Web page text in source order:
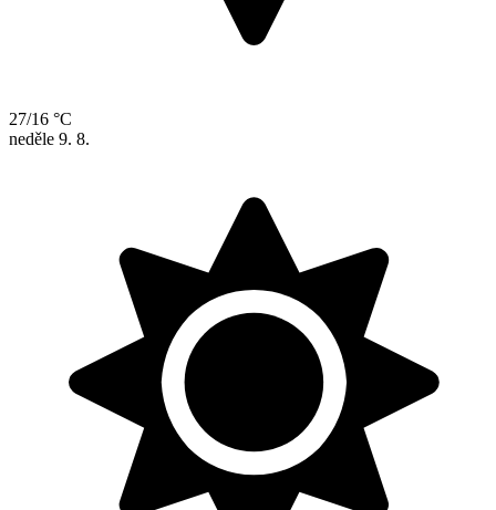
27/16 °C
neděle 9. 8.